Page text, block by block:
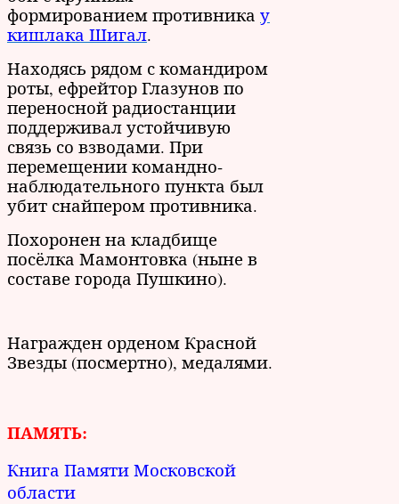
формированием противника у
кишлака Шигал.
Находясь рядом с командиром
роты, ефрейтор Глазунов по
переносной радиостанции
поддерживал устойчивую
связь со взводами. При
перемещении командно-
наблюдательного пункта был
убит снайпером противника.
Похоронен на кладбище
посёлка Мамонтовка (ныне в
составе города Пушкино).
Награжден орденом Красной
Звезды (посмертно), медалями.
ПАМЯТЬ:
Книга Памяти Московской
области